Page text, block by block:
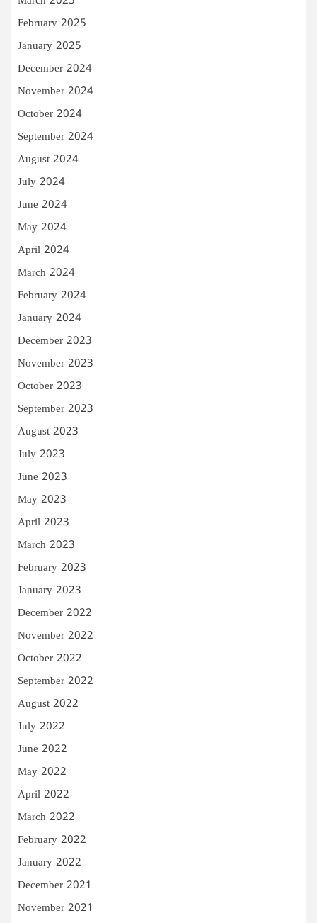
February 2025
January 2025
December 2024
November 2024
October 2024
September 2024
August 2024
July 2024
June 2024
May 2024
April 2024
March 2024
February 2024
January 2024
December 2023
November 2023
October 2023
September 2023
August 2023
July 2023
June 2023
May 2023
April 2023
March 2023
February 2023
January 2023
December 2022
November 2022
October 2022
September 2022
August 2022
July 2022
June 2022
May 2022
April 2022
March 2022
February 2022
January 2022
December 2021
November 2021